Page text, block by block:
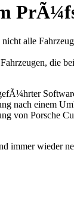
alle
die
nach einem
von Porsche
immer wieder